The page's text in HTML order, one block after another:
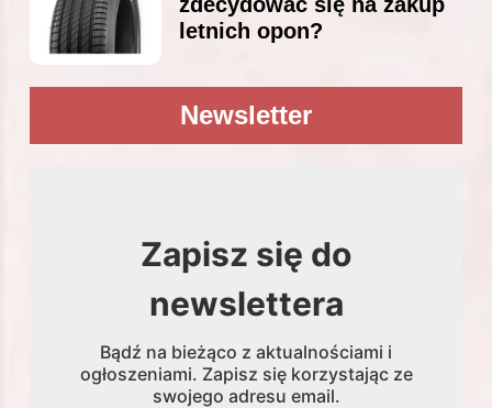
letnich opon?
Newsletter
Zapisz się do
newslettera
Bądź na bieżąco z aktualnościami i
ogłoszeniami. Zapisz się korzystając ze
swojego adresu email.